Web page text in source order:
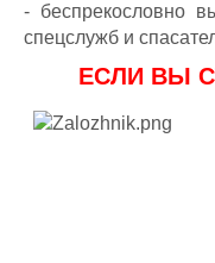
- беспрекословно
спецслужб и
ЕСЛИ ВЫ